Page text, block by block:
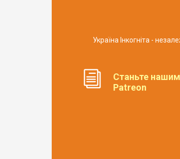
Україна Інкогніта -
Станьте
Patreon